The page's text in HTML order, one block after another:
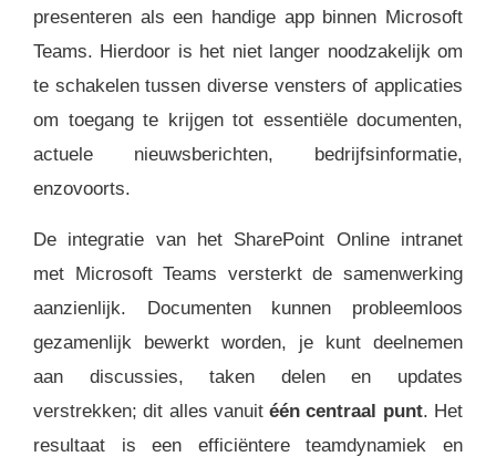
presenteren als een handige app binnen Microsoft
Teams. Hierdoor is het niet langer noodzakelijk om
te schakelen tussen diverse vensters of applicaties
om toegang te krijgen tot essentiële documenten,
actuele nieuwsberichten, bedrijfsinformatie,
enzovoorts.
De integratie van het SharePoint Online intranet
met Microsoft Teams versterkt de samenwerking
aanzienlijk. Documenten kunnen probleemloos
gezamenlijk bewerkt worden, je kunt deelnemen
aan discussies, taken delen en updates
verstrekken; dit alles vanuitéén centraal punt. Het
resultaat is een efficiëntere teamdynamiek en